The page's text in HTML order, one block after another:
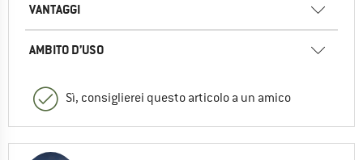
VANTAGGI
AMBITO D’USO
Sì, consiglierei questo articolo a un amico